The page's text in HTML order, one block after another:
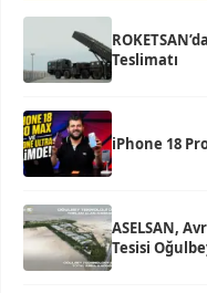
Teslimatı
iPhone 18
ASELSAN,
Tesisi